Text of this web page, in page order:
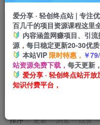
零起步到独立实操
排序 更新 浏览 点赞
爱分享 · 轻创终点站 | 专注
百几千的项目资源课程这里
内容涵盖网赚项目、引
源，每日稳定更新20-30优
本站VIP 限时特惠， ￥
站资源免费下载， 每天更新
爱分享 · 轻创终点站开
知识付费平台，